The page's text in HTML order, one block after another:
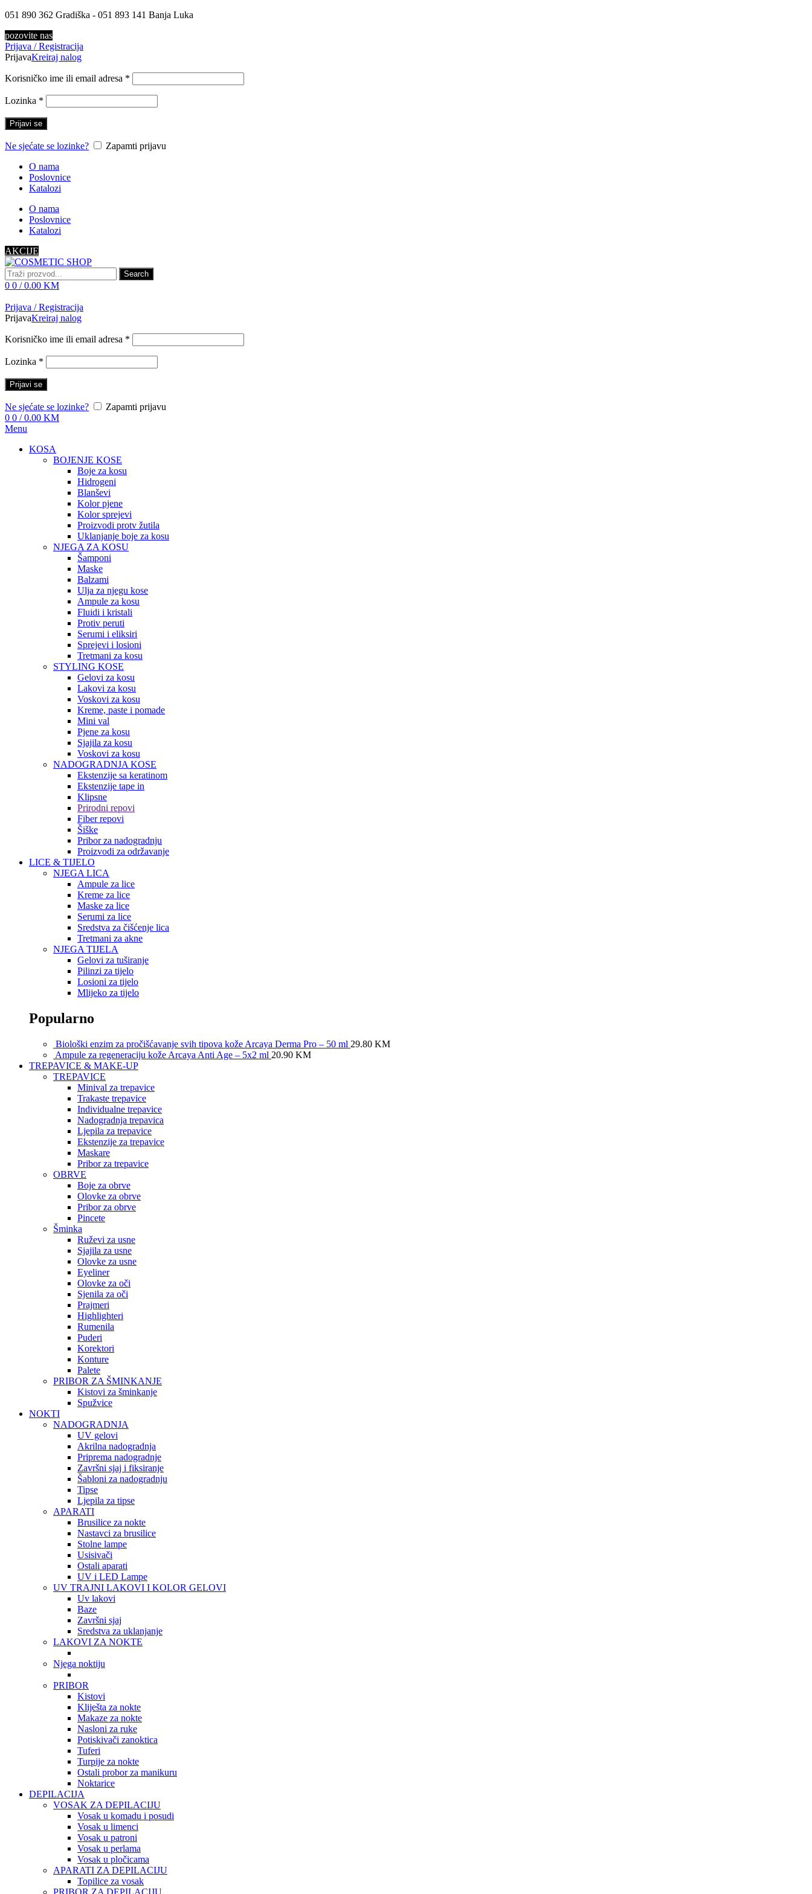
051 890 362 Gradiška - 051 893 141 Banja Luka
pozovite nas
Prijava / Registracija
PrijavaKreiraj nalog
Korisničko ime ili email adresa *
Lozinka *
Prijavi se
Ne sjećate se lozinke?
Zapamti prijavu
O nama
Poslovnice
Katalozi
O nama
Poslovnice
Katalozi
AKCIJE
Search
0 0 / 0.00 KM
Prijava / Registracija
PrijavaKreiraj nalog
Korisničko ime ili email adresa *
Lozinka *
Prijavi se
Ne sjećate se lozinke?
Zapamti prijavu
0 0 / 0.00 KM
Menu
KOSA
BOJENJE KOSE
Boje za kosu
Hidrogeni
Blanševi
Kolor pjene
Kolor sprejevi
Proizvodi protv žutila
Uklanjanje boje za kosu
NJEGA ZA KOSU
Šamponi
Maske
Balzami
Ulja za njegu kose
Ampule za kosu
Fluidi i kristali
Protiv peruti
Serumi i eliksiri
Sprejevi i losioni
Tretmani za kosu
STYLING KOSE
Gelovi za kosu
Lakovi za kosu
Voskovi za kosu
Kreme, paste i pomade
Mini val
Pjene za kosu
Sjajila za kosu
Voskovi za kosu
NADOGRADNJA KOSE
Ekstenzije sa keratinom
Ekstenzije tape in
Klipsne
Prirodni repovi
Fiber repovi
Šiške
Pribor za nadogradnju
Proizvodi za održavanje
LICE & TIJELO
NJEGA LICA
Ampule za lice
Kreme za lice
Maske za lice
Serumi za lice
Sredstva za čišćenje lica
Tretmani za akne
NJEGA TIJELA
Gelovi za tuširanje
Pilinzi za tijelo
Losioni za tijelo
Mlijeko za tijelo
Popularno
Biološki enzim za pročišćavanje svih tipova kože Arcaya Derma Pro – 50 ml 29.80 KM
Ampule za regeneraciju kože Arcaya Anti Age – 5x2 ml 20.90 KM
TREPAVICE & MAKE-UP
TREPAVICE
Minival za trepavice
Trakaste trepavice
Individualne trepavice
Nadogradnja trepavica
Ljepila za trepavice
Ekstenzije za trepavice
Maskare
Pribor za trepavice
OBRVE
Boje za obrve
Olovke za obrve
Pribor za obrve
Pincete
Šminka
Ruževi za usne
Sjajila za usne
Olovke za usne
Eyeliner
Olovke za oči
Sjenila za oči
Prajmeri
Highlighteri
Rumenila
Puderi
Korektori
Konture
Palete
PRIBOR ZA ŠMINKANJE
Kistovi za šminkanje
Spužvice
NOKTI
NADOGRADNJA
UV gelovi
Akrilna nadogradnja
Priprema nadogradnje
Završni sjaj i fiksiranje
Šabloni za nadogradnju
Tipse
Ljepila za tipse
APARATI
Brusilice za nokte
Nastavci za brusilice
Stolne lampe
Usisivači
Ostali aparati
UV i LED Lampe
UV TRAJNI LAKOVI I KOLOR GELOVI
Uv lakovi
Baze
Završni sjaj
Sredstva za uklanjanje
LAKOVI ZA NOKTE
Njega noktiju
PRIBOR
Kistovi
Kliješta za nokte
Makaze za nokte
Nasloni za ruke
Potiskivači zanoktica
Tuferi
Turpije za nokte
Ostali probor za manikuru
Noktarice
DEPILACIJA
VOSAK ZA DEPILACIJU
Vosak u komadu i posudi
Vosak u limenci
Vosak u patroni
Vosak u perlama
Vosak u pločicama
APARATI ZA DEPILACIJU
Topilice za vosak
PRIBOR ZA DEPILACIJU